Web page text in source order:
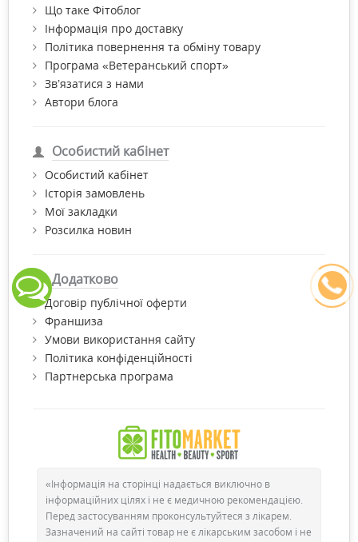
Що таке Фітоблог
Інформація про доставку
Політика повернення та обміну товару
Програма «Ветеранський спорт»
Зв’язатися з нами
Автори блога
Особистий кабінет
Особистий кабінет
Історія замовлень
Мої закладки
Розсилка новин
Додатково
Договір публічної оферти
Франшиза
Умови використання сайту
Політика конфіденційності
Партнерська програма
«Інформація на сторінці надається виключно в
інформаційних цілях і не є медичною рекомендацією.
Перед застосуванням проконсультуйтеся з лікарем.
Зазначений на сайті товар не є лікарським засобом і не